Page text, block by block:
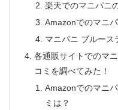
楽天でのマニパニ
Amazonでのマニ
マニパニ ブルース
各通販サイトでのマ
コミを調べてみた！
Amazonでのマニ
ミは？